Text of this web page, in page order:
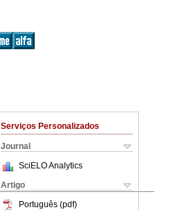
Serviços Personalizados
Journal
SciELO Analytics
Artigo
Português (pdf)